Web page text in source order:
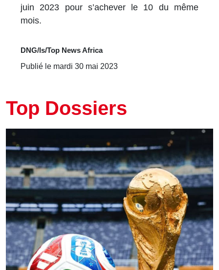
juin 2023 pour s’achever le 10 du même
mois.
DNG/ls/Top News Africa
Publié le mardi 30 mai 2023
Top Dossiers